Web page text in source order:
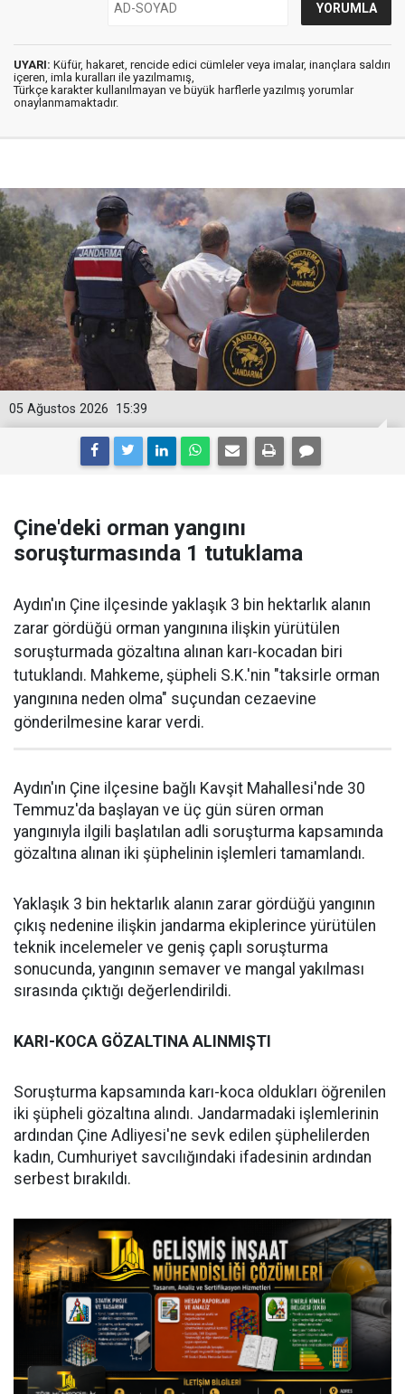
UYARI: Küfür, hakaret, rencide edici cümleler veya imalar, inançlara saldırı
içeren, imla kuralları ile yazılmamış,
Türkçe karakter kullanılmayan ve büyük harflerle yazılmış yorumlar
onaylanmamaktadır.
15:39
05 Ağustos 2026
Çine'deki orman yangını
soruşturmasında 1 tutuklama
Aydın'ın Çine ilçesinde yaklaşık 3 bin hektarlık alanın
zarar gördüğü orman yangınına ilişkin yürütülen
soruşturmada gözaltına alınan karı-kocadan biri
tutuklandı. Mahkeme, şüpheli S.K.'nin "taksirle orman
yangınına neden olma" suçundan cezaevine
gönderilmesine karar verdi.
Aydın'ın Çine ilçesine bağlı Kavşit Mahallesi'nde 30
Temmuz'da başlayan ve üç gün süren orman
yangınıyla ilgili başlatılan adli soruşturma kapsamında
gözaltına alınan iki şüphelinin işlemleri tamamlandı.
Yaklaşık 3 bin hektarlık alanın zarar gördüğü yangının
çıkış nedenine ilişkin jandarma ekiplerince yürütülen
teknik incelemeler ve geniş çaplı soruşturma
sonucunda, yangının semaver ve mangal yakılması
sırasında çıktığı değerlendirildi.
KARI-KOCA GÖZALTINA ALINMIŞTI
Soruşturma kapsamında karı-koca oldukları öğrenilen
iki şüpheli gözaltına alındı. Jandarmadaki işlemlerinin
ardından Çine Adliyesi'ne sevk edilen şüphelilerden
kadın, Cumhuriyet savcılığındaki ifadesinin ardından
serbest bırakıldı.